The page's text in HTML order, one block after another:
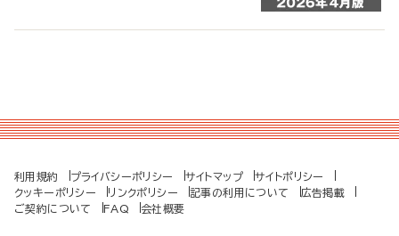
利用規約 プライバシーポリシー サイトマップ
サイトポリシー
クッキーポリシー
リンクポリシー 記事の利用について
広告掲載
ご契約について
FAQ 会社概要